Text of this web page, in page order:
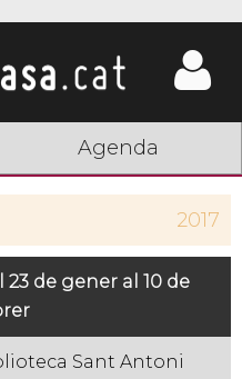
Agenda
2017
23 de gener al 10 de
Sant Antoni